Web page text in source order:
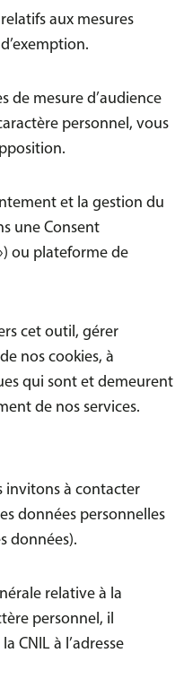
aux mesures
de mesure d’audience
personnel, vous
et la gestion du
une Consent
ou plateforme de
cet outil, gérer
nos cookies, à
qui sont et demeurent
de nos services.
invitons à contacter
données personnelles
données).
relative à la
personnel, il
CNIL à l’adresse